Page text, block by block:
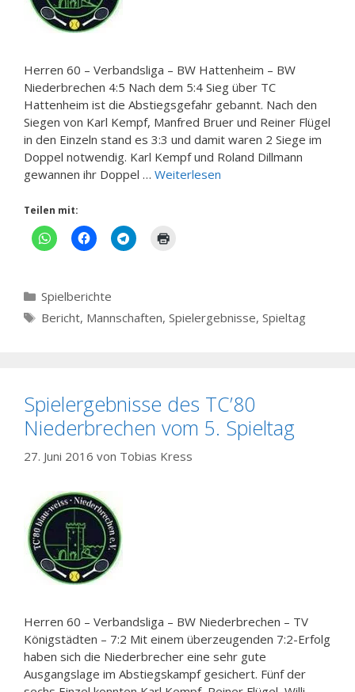
Herren 60 – Verbandsliga – BW Hattenheim – BW
Niederbrechen 4:5 Nach dem 5:4 Sieg über TC
Hattenheim ist die Abstiegsgefahr gebannt. Nach den
Siegen von Karl Kempf, Manfred Bruer und Reiner Flügel
in den Einzeln stand es 3:3 und damit waren 2 Siege im
Doppel notwendig. Karl Kempf und Roland Dillmann
gewannen ihr Doppel … Weiterlesen
Teilen mit:
Kategorien
Spielberichte
Schlagwörter
Bericht, Mannschaften, Spielergebnisse, Spieltag
Spielergebnisse des TC’80
Niederbrechen vom 5. Spieltag
27. Juni 2016 von Tobias Kress
Herren 60 – Verbandsliga – BW Niederbrechen – TV
Königstädten – 7:2 Mit einem überzeugenden 7:2-Erfolg
haben sich die Niederbrecher eine sehr gute
Ausgangslage im Abstiegskampf gesichert. Fünf der